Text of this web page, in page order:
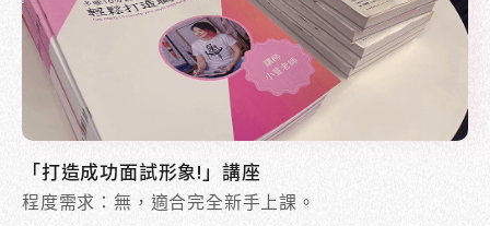
「打造成功面試形象!」講座
程度需求：無，適合完全新手上課。